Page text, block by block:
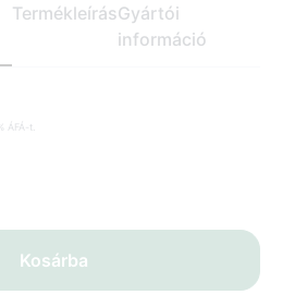
TermékleírásGyártói
információ
ÁFÁ-t.
Kosárba